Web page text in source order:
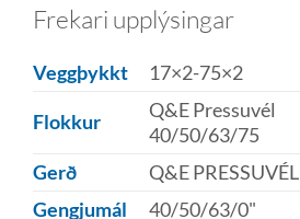
Frekari upplýsingar
Veggþykkt 17×2-75×2
Flokkur
Q&E Pressuvél
40/50/63/75
Gerð
Q&E PRESSUVÉL
Gengjumál
40/50/63/0"